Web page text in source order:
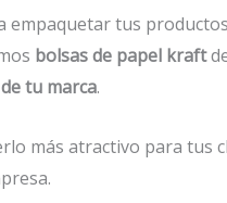
empaquetar tus
bolsas de papel kraft
tu marca.
más atractivo para tus